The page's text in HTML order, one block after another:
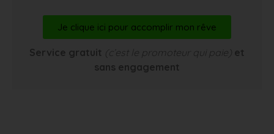
Je clique ici pour accomplir mon rêve
Service gratuit (c’est le promoteur qui paie) et
sans engagement